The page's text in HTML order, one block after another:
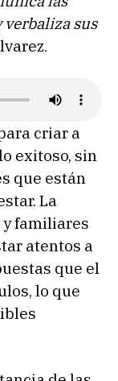
verbaliza sus
criar a
exitoso, sin
que están
La
familiares
atentos a
que el
lo que